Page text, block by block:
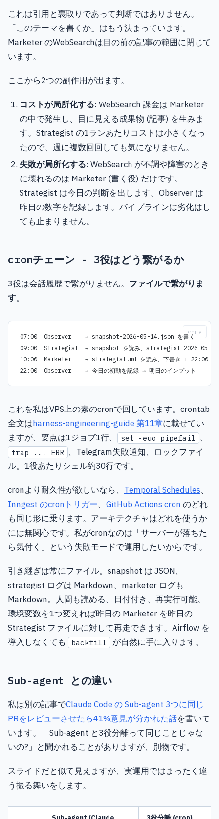
これは引用と裏取りであって判断ではありません。
「このテーマを書くか」はもう決まっています。
Marketer のWebSearchは目の前の記事の範囲に閉じて
います。
ここから2つの副作用が出ます。
コストが局所化する: WebSearch 課金は Marketer
の中で発生し、目に見える成果物 (記事) を生みま
す。Strategist の1ランあたりコストは小さくなっ
たので、週に複数回回しても気になりません。
失敗が局所化する: WebSearch が不調や障害のとき
に壊れるのは Marketer (書く役) だけです。
Strategist は今日の判断を出します。Observer は
昨日の数字を記録します。パイプラインは劣化はし
ても止まりません。
cronチェーン - 3役はどう繋がるか
3役は会話履歴で繋がりません。 ファイルで繋がりま
す。
07:00  Observer    → snapshot-2026-05-14.json を書く
09:00  Strategist  → snapshot を読み、strategist-2026-05-
10:00  Marketer    → strategist.md を読み、下書き + 22:00 公
22:00  Observer    → 今日の初動を記録 → 明日のインプット
copy
これを私はVPS上の素のcronで回しています。crontab
全文はharness-engineering-guide 第11章に載せてい
ますが、要点は1ジョブ1行、
set -euo pipefail 、
trap ... ERR 、Telegram失敗通知、ロックファイ
ル。1役あたりシェル約30行です。
cronより耐久性が欲しいなら、 Temporal Schedules、
Inngest のcronトリガー、 GitHub Actions cron のどれ
も同じ形に乗ります。アーキテクチャはどれを使うか
には無関心です。私がcronなのは「サーバーが落ちた
ら気付く」という失敗モードで運用したいからです。
引き継ぎは常にファイル。snapshot は JSON、
strategist ログは Markdown、marketer ログも
Markdown。人間も読める、日付付き、再実行可能。
環境変数を1つ変えれば昨日の Marketer を昨日の
Strategist ファイルに対して再走できます。Airflow を
導入しなくても
backfill が自然に手に入ります。
Sub-agent との違い
私は別の記事でClaude Code の Sub-agent 3つに同じ
PRをレビューさせたら41%意見が分かれた話を書いて
います。「Sub-agent と3役分離って同じことじゃな
いの?」と聞かれることがありますが、別物です。
スライドだと似て見えますが、実運用ではまったく違
う振る舞いをします。